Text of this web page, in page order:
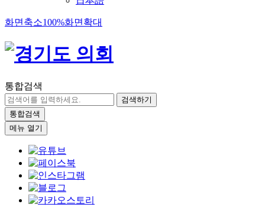
화면축소100%화면확대
통합검색
검색하기
통합검색
메뉴 열기